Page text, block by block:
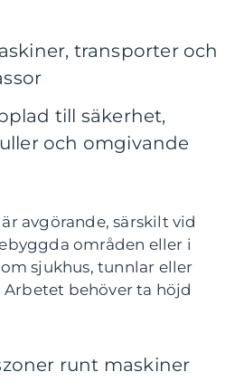
transporter och
till säkerhet,
och omgivande
avgörande, särskilt vid
områden eller i
sjukhus, tunnlar eller
behöver ta höjd
runt maskiner